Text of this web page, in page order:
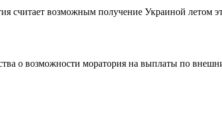
считает возможным получение Украиной летом
о возможности моратория на выплаты по